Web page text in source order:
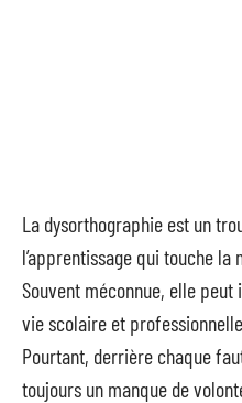
La dysorthographie est un
l’apprentissage qui touche la
Souvent méconnue, elle
vie scolaire et
Pourtant, derrière chaque
toujours un manque de